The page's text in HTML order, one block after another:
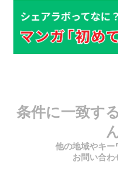
条件に一致す
他の地域やキー
お問い合わ